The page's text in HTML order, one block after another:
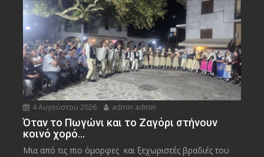
4 Αυγούστου 2026 admin admin
Όταν το Πωγώνι και το Ζαγόρι στήνουν
κοινό χορό…
Μια από τις πιο όμορφες και ξεχωριστές βραδιές του